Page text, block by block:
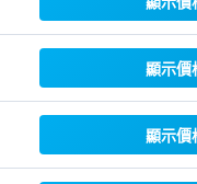
顯示價
顯示價